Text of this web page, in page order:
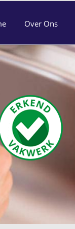
Over Ons